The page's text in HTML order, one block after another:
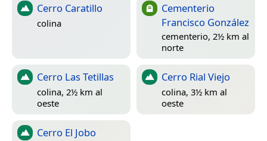
Cerro Caratillo
colina
Cementerio
Francisco González
cementerio, 2½ km al
norte
Cerro Las Tetillas
colina, 2½ km al
oeste
Cerro Rial Viejo
colina, 3½ km al
oeste
Cerro El Jobo